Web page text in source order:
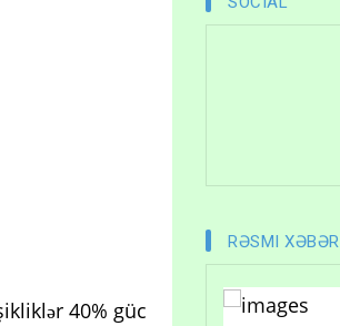
40% güc
RƏSMI XƏBƏR